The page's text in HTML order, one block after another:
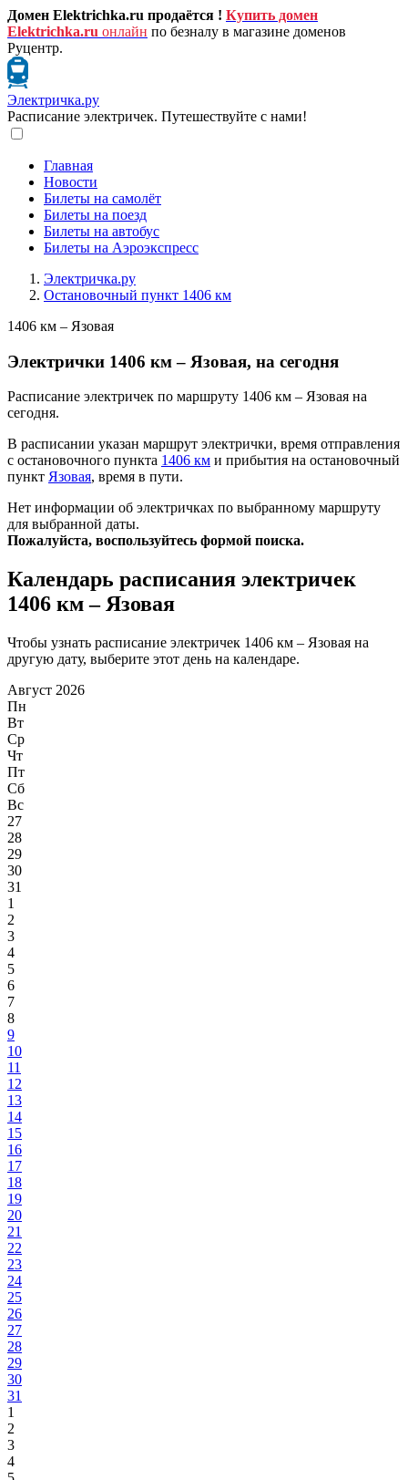
Домен Elektrichka.ru продаётся ! Купить домен
Elektrichka.ru онлайн по безналу в магазине доменов
Руцентр.
Электричка.ру
Расписание электричек. Путешествуйте с нами!
Главная
Новости
Билеты на самолёт
Билеты на поезд
Билеты на автобус
Билеты на Аэроэкспресс
Электричка.ру
Остановочный пункт 1406 км
1406 км – Язовая
Электрички 1406 км – Язовая, на сегодня
Расписание электричек по маршруту 1406 км – Язовая на
сегодня.
В расписании указан маршрут электрички, время отправления
с остановочного пункта 1406 км и прибытия на остановочный
пункт Язовая, время в пути.
Нет информации об электричках по выбранному маршруту
для выбранной даты.
Пожалуйста, воспользуйтесь формой поиска.
Календарь расписания электричек
1406 км – Язовая
Чтобы узнать расписание электричек 1406 км – Язовая на
другую дату, выберите этот день на календаре.
Август 2026
Пн
Вт
Ср
Чт
Пт
Сб
Вс
27
28
29
30
31
1
2
3
4
5
6
7
8
9
10
11
12
13
14
15
16
17
18
19
20
21
22
23
24
25
26
27
28
29
30
31
1
2
3
4